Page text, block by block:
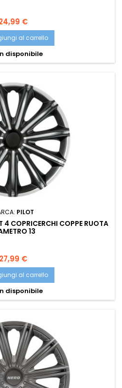
€
al carrello
disponibile
PILOT
4 COPRICERCHI COPPE RUOTA
13
Prezzo
27,99 €
al carrello
disponibile